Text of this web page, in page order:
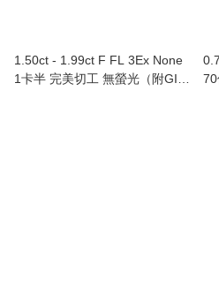
1.50ct - 1.99ct F FL 3Ex None
1卡半 完美切工 無螢光（附GIA
70